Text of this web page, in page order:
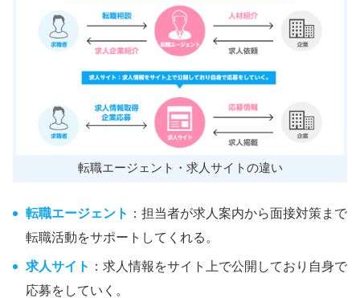
転職エージェント・求人サイトの違い
転職エージェント ：担当者が求人案内から面接対策まで
転職活動をサポートしてくれる。
求人サイト ：求人情報をサイト上で公開しており自身で
応募をしていく。